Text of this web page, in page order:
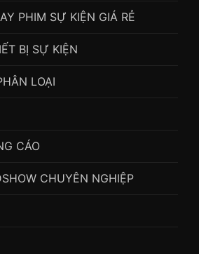
PHIM SỰ KIỆN GIÁ RẺ
BỊ SỰ KIỆN
LOẠI
CÁO
CHUYÊN NGHIỆP